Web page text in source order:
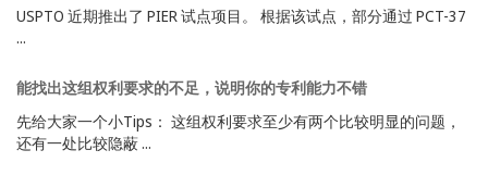
USPTO 近期推出了 PIER 试点项目。 根据该试点，部分通过 PCT-37
...
能找出这组权利要求的不足，说明你的专利能力不错
先给大家一个小Tips： 这组权利要求至少有两个比较明显的问题，
还有一处比较隐蔽 ...